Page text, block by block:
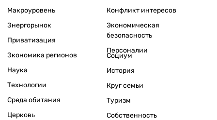
Макроуровень
Энергорынок
Приватизация
Экономика регионов
Конфликт интересов
Экономическая
безопасность
Персоналии
Наука
Технологии
Среда обитания
Церковь
Социум
История
Круг семьи
Туризм
Собственность